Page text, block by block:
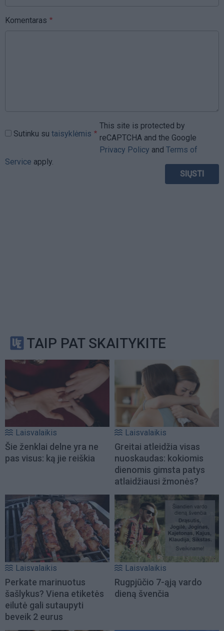
Komentaras
Sutinku su taisyklėmis
This site is protected by
reCAPTCHA and the Google
Privacy Policy and Terms of
Service apply.
TAIP PAT SKAITYKITE
Laisvalaikis
Šie ženklai delne yra ne
pas visus: ką jie reiškia
Laisvalaikis
Greitai atleidžia visas
nuoskaudas: kokiomis
dienomis gimsta patys
atlaidžiausi žmonės?
Laisvalaikis
Perkate marinuotus
šašlykus? Viena etiketės
eilutė gali sutaupyti
beveik 2 eurus
Laisvalaikis
Rugpjūčio 7-ąją vardo
dieną švenčia